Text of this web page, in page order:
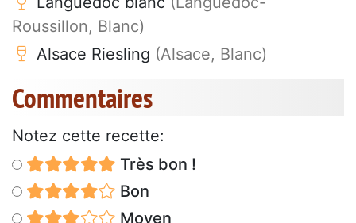
Roussillon, Blanc)
Alsace Riesling (Alsace, Blanc)
Commentaires
Notez cette recette:
Très bon !
Bon
Moyen